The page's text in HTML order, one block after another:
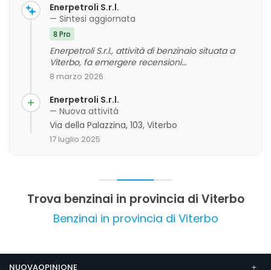
Enerpetroli S.r.l.
— Sintesi aggiornata
8 Pro
Enerpetroli S.r.l., attività di benzinaio situata a
Viterbo, fa emergere recensioni
prevalentemente positive riguardo ai prezzi e al
competitivi e la cortesia del personale,
sottolineando anche la comodità dell'area self-
service. Non sono stati rilevati aspetti critici
significativi, evidenziando un giudizio
complessivo favorevole.
8 marzo 2026
Enerpetroli S.r.l.
— Nuova attività
Via della Palazzina, 103, Viterbo
17 luglio 2025
Trova benzinai in provincia di Viterbo
Benzinai in provincia di Viterbo
NUOVAOPINIONE